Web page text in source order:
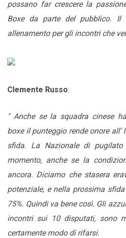
possano far crescere la
Boxe da parte del pubblico.
allenamento per gli incontri che
Clemente Russo:
" Anche se la squadra cinese
boxe il punteggio rende onore all'
sfida. La Nazionale di
momento, anche se la
ancora. Diciamo che stasera
potenziale, e nella prossima
75%. Quindi va bene così. Gli
incontri sui 10 disputati, sono
certamente modo di rifarsi.